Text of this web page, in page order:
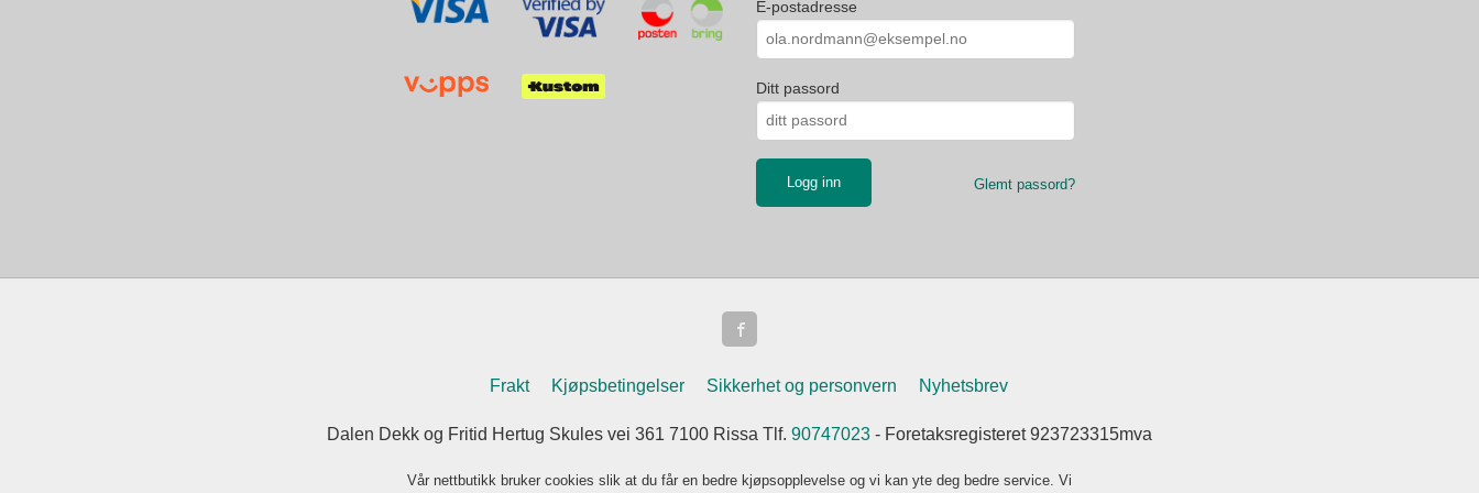
E-postadresse
Ditt passord
Glemt passord?
Frakt Kjøpsbetingelser Sikkerhet og personvern Nyhetsbrev
Dalen Dekk og Fritid Hertug Skules vei 361 7100 Rissa Tlf. 90747023 - Foretaksregisteret 923723315mva
Vår nettbutikk bruker cookies slik at du får en bedre kjøpsopplevelse og vi kan yte deg bedre service. Vi